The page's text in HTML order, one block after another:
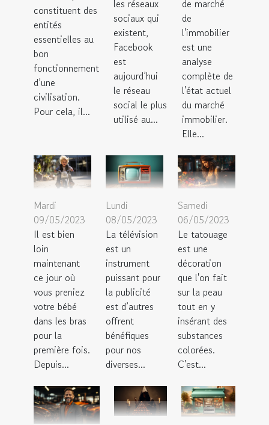
constituent des
entités
essentielles au
bon
fonctionnement
d’une
civilisation.
Pour cela, il...
les réseaux
sociaux qui
existent,
Facebook
est
aujourd’hui
le réseau
social le plus
utilisé au...
de marché
de
l'immobilier
est une
analyse
complète de
l'état actuel
du marché
immobilier.
Elle...
Mardi
09/05/2023
Il est bien
loin
maintenant
ce jour où
vous preniez
votre bébé
dans les bras
pour la
première fois.
Depuis...
Lundi
08/05/2023
La télévision
est un
instrument
puissant pour
la publicité
est d’autres
offrent
bénéfiques
pour nos
diverses...
Samedi
06/05/2023
Le tatouage
est une
décoration
que l'on fait
sur la peau
tout en y
insérant des
substances
colorées.
C'est...